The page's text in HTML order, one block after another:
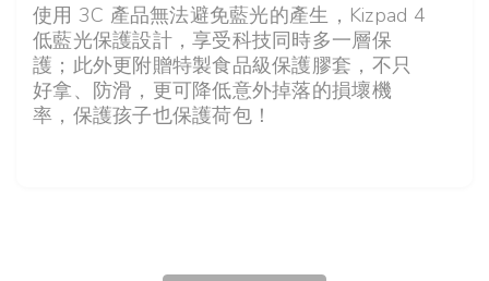
使用 3C 產品無法避免藍光的產生，Kizpad 4
低藍光保護設計，享受科技同時多一層保
護；此外更附贈特製食品級保護膠套，不只
好拿、防滑，更可降低意外掉落的損壞機
率，保護孩子也保護荷包！